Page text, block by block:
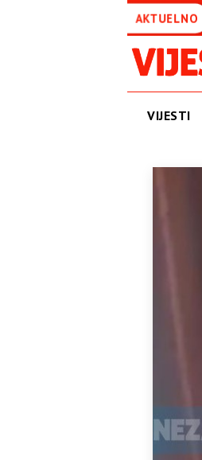
AKTUELNO
Obren Petrović: BN
VIJESTI